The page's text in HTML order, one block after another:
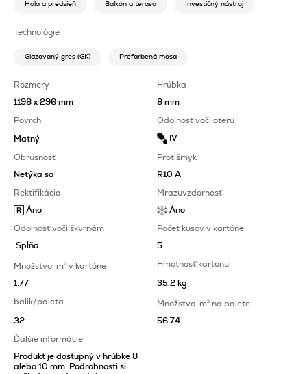
Hala a predsieň Balkón a terasa Investičný nástroj
Technológie
Glazovaný gres (GK) Prefarbená masa
Rozmery
1198 x 296 mm
Hrúbka
8 mm
Povrch
Matný
Odolnosť voči oteru
IV
Obrusnosť
Netýka sa
Protišmyk
R10 A
Rektifikácia
Áno
Mrazuvzdornosť
Áno
Odolnosť voči škvrnám
Spĺňa
Počet kusov v kartóne
5
Množstvo m2 v kartóne
1.77
Hmotnosť kartónu
35.2 kg
balik/paleta
32
Množstvom2 na palete
56.74
Ďalšie informácie
Produkt je dostupný v hrúbke 8
alebo 10 mm. Podrobnosti si